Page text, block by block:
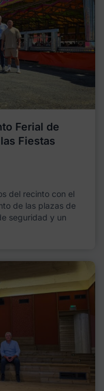
Ferial de
Fiestas
del recinto con el
de las plazas de
seguridad y un